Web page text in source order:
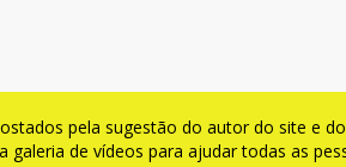
pela sugestão do autor do site e
de vídeos para ajudar todas as